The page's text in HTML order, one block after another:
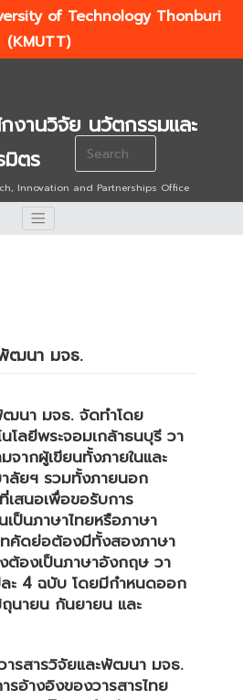
of Technology Thonburi
(KMUTT)
งานวิจัย นวัตกรรมและ
ตร
Innovation and Partnerships Office
Search
for:
ฒนา มจธ.
ฒนา มจธ. จัดทำโดย
โลยีพระจอมเกล้าธนบุรี วา
จากผู้เขียนทั้งภายในและ
ลัยฯ รวมทั้งภายนอก
เสนอเพื่อขอรับการ
ป็นภาษาไทยหรือภาษา
คัดย่อต้องมีทั้งสองภาษา
ต้องเป็นภาษาอังกฤษ วา
ะ 4 ฉบับ โดยมีกำหนดออก
นายน กันยายน และ
รสารวิจัยและพัฒนา มจธ.
อ้างอิงของวารสารไทย